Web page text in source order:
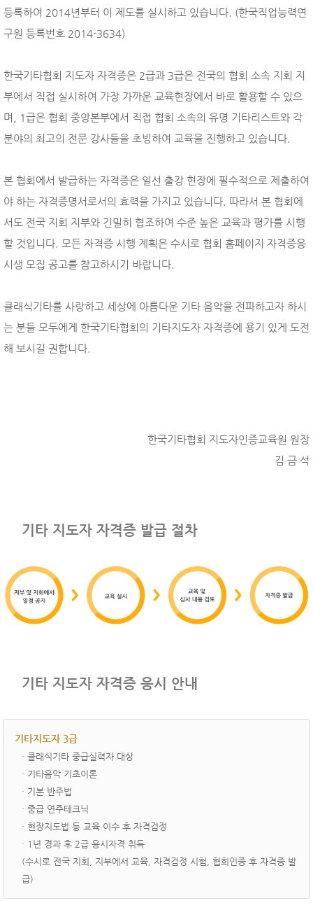
등록하여 2014년부터 이 제도를 실시하고 있습니다. (한국직업능력연
구원 등록번호 2014-3634)
한국기타협회 지도자 자격증은 2급과 3급은 전국의 협회 소속 지회 지
부에서 직접 실시하여 가장 가까운 교육현장에서 바로 활용할 수 있으
며, 1급은 협회 중앙본부에서 직접 협회 소속의 유명 기타리스트와 각
분야의 최고의 전문 강사들을 초빙하여 교육을 진행하고 있습니다.
본 협회에서 발급하는 자격증은 일선 출강 현장에 필수적으로 제출하여
야 하는 자격증명서로서의 효력을 가지고 있습니다. 따라서 본 협회에
서도 전국 지회 지부와 긴밀히 협조하여 수준 높은 교육과 평가를 시행
할 것입니다. 모든 자격증 시행 계획은 수시로 협회 홈페이지 자격증응
시생 모집 공고를 참고하시기 바랍니다.
클래식기타를 사랑하고 세상에 아름다운 기타 음악을 전파하고자 하시
는 분들 모두에게 한국기타협회의 기타지도자 자격증에 용기 있게 도전
해 보시길 권합니다.
한국기타협회 지도자인증교육원 원장
김 금 석
기타 지도자 자격증 발급 절차
기타 지도자 자격증 응시 안내
기타지도자 3급
· ­클래식기타 중급실력자 대상
· 기타음악 기초이론
· 기본 반주법
· 중급 연주테크닉
· 현장지도법 등 교육 이수 후 자격검정
· 1년 경과 후 2급 응시자격 취득
(수시로 전국 지회, 지부에서 교육, 자격검정 시험, 협회인증 후 자격증 발
급)